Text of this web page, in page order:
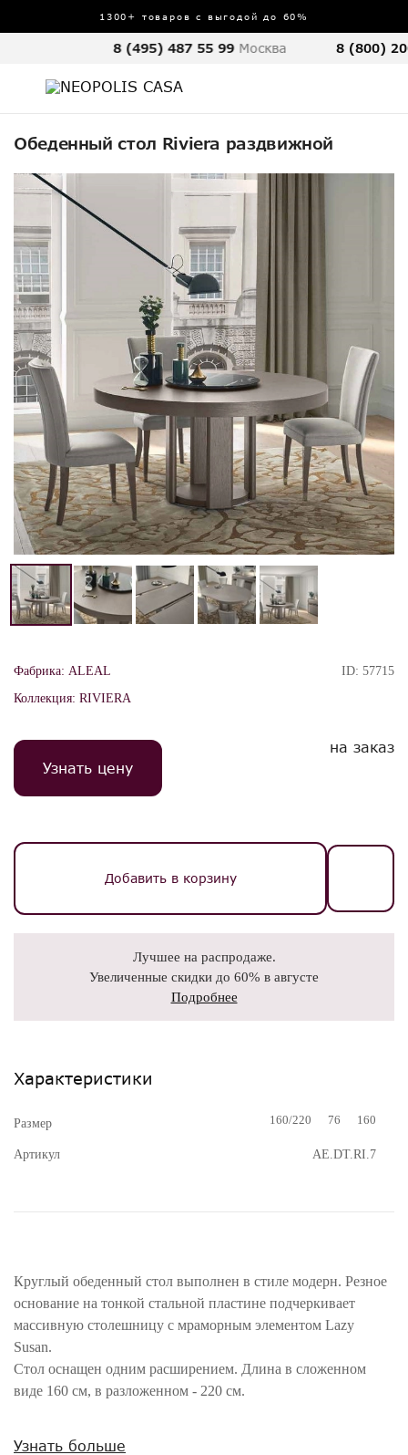
1300+ товаров с выгодой до 60%
8 (495) 487 55 99 Москва 8 (800)
Обеденный стол Riviera раздвижной
Фабрика: ALEAL
Коллекция: RIVIERA
ID: 57715
Узнать цену
на заказ
Добавить в корзину
Лучшее на распродаже.
Увеличенные скидки до 60% в августе
Подробнее
Характеристики
Размер 160/220 76 160
Артикул AE.DT.RI.7
Круглый обеденный стол выполнен в стиле модерн. Резное
основание на тонкой стальной пластине подчеркивает
массивную столешницу с мраморным элементом Lazy
Susan.
Стол оснащен одним расширением. Длина в сложенном
виде 160 см, в разложенном - 220 см.
особенностей цветопередачи различных мониторов.
Узнать больше